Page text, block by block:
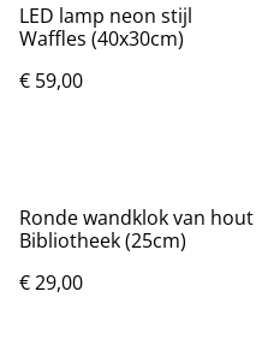
LED lamp neon stijl
Waffles (40x30cm)
€ 59,00
Ronde wandklok van hout
Bibliotheek (25cm)
€ 29,00